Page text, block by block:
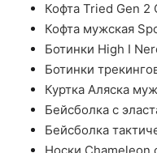
Кофта Tried Gen 2
Кофта мужская
Ботинки High I
Ботинки
Куртка Аляска
Бейсболка с
Бейсболка